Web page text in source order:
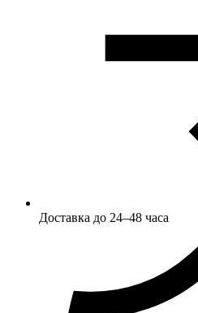
Доставка до 24–48 часа